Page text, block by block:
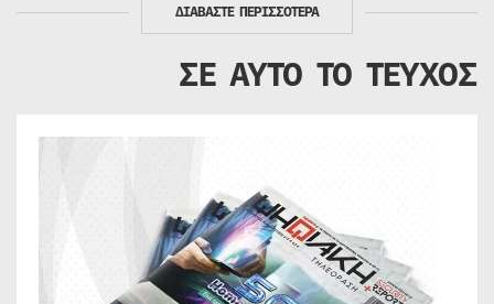
ΔΙΑΒΑΣΤΕ ΠΕΡΙΣΣΟΤΕΡΑ
ΣΕ ΑΥΤΟ ΤΟ ΤΕΥΧΟΣ